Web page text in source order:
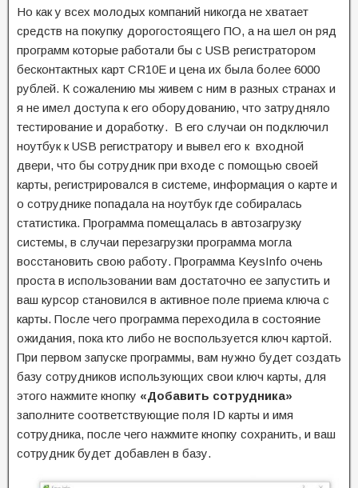
Но как у всех молодых компаний никогда не хватает
средств на покупку дорогостоящего ПО, а на шел он ряд
программ которые работали бы с USB регистратором
бесконтактных карт CR10E и цена их была более 6000
рублей. К сожалению мы живем с ним в разных странах и
я не имел доступа к его оборудованию, что затрудняло
тестирование и доработку. В его случаи он подключил
ноутбук к USB регистратору и вывел его к входной
двери, что бы сотрудник при входе с помощью своей
карты, регистрировался в системе, информация о карте и
о сотруднике попадала на ноутбук где собиралась
статистика. Программа помещалась в автозагрузку
системы, в случаи перезагрузки программа могла
восстановить свою работу. Программа KeysInfo очень
проста в использовании вам достаточно ее запустить и
ваш курсор становился в активное поле приема ключа с
карты. После чего программа переходила в состояние
ожидания, пока кто либо не воспользуется ключ картой.
При первом запуске программы, вам нужно будет создать
базу сотрудников использующих свои ключ карты, для
этого нажмите кнопку «Добавить сотрудника»
заполните соответствующие поля ID карты и имя
сотрудника, после чего нажмите кнопку сохранить, и ваш
сотрудник будет добавлен в базу.